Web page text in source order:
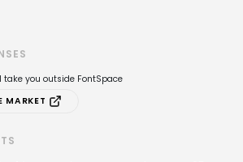
you outside FontSpace
MARKET